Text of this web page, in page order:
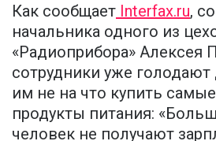
Как сообщает Interfax.ru,
начальника одного из
«Радиоприбора» Алексея
сотрудники уже
им не на что купить
продукты питания:
человек не получают